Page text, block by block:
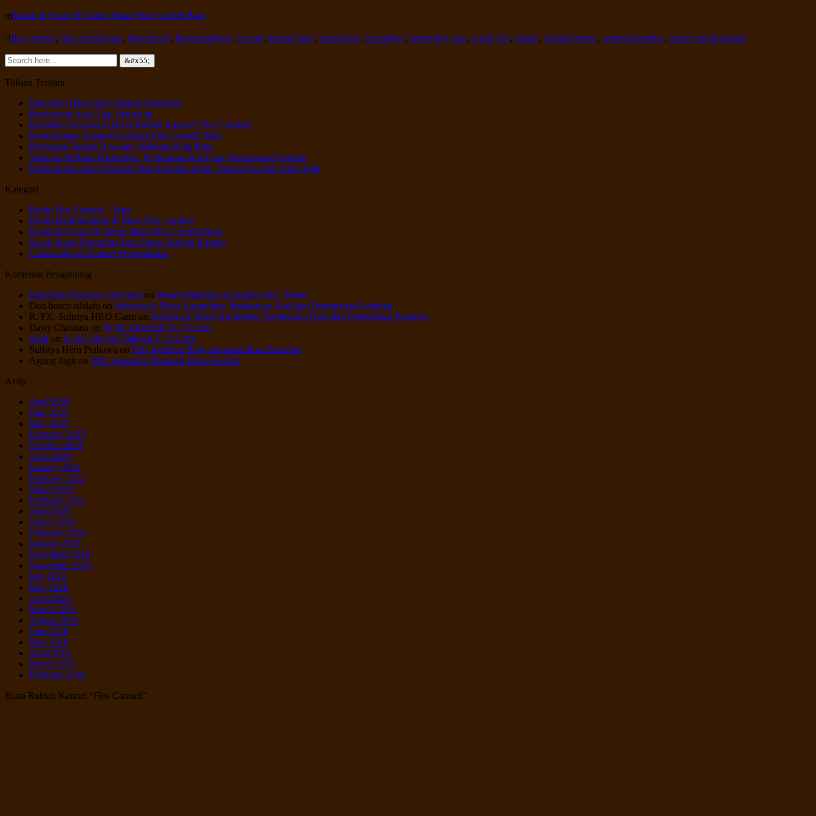
Kesan & Pesan 50 Tahun Biara Flos Carmeli Batu
flos carmeli, flos carmeli batu, floscarmeli, floscarmelibatu, karmel, karmel batu, karmelbatu, karmelites, karmelites batu, Kasih Ibu, rubiah, rubiah karmel, suster karmelites, suster rubiah karmel
Tulisan Terbaru
Memulai Hidup Baru sebagai Biarawati
Pembaruan Kaul Tiga Biarawati
Paskahan bersama di Biara Rubiah Karmel “Flos Carmeli”
Pemberkatan Taman Doa Biara Flos Carmeli Batu
Peresmian Taman Doa oleh Walikota Kota Batu
Sukacita di Biara Karmelites: Pembaruan Kaul dan Penerimaan Postulan
Pemberkatan dan Peletakan Batu Pertama untuk Taman Doa dan Jalan Salib
Kategori
Berita Flos Carmeli – Batu
Hidup Berkomunitas di Biara Flos Carmeli
Kesan & Pesan 50 Tahun Biara Flos Carmeli Batu
Secuil Kisah Panggilan Para Suster Rubiah Karmel
Usaha sebagai Sumber Penghidupan
Komentar Pengunjung
Imaculata Dwivena Sorrymui on Betapa Indahnya panggilan-Mu, Tuhan
Don bosco silalahi on Sukacita di Biara Karmelites: Pembaruan Kaul dan Penerimaan Postulan
R. FX. Sulistya HP,O.Carm on Sukacita di Biara Karmelites: Pembaruan Kaul dan Penerimaan Postulan
Daisy Christina on Sr. M. Elisabeth W. O.Carm
Santi on Sr. M. Aloysia Tjahjani T. O.Carm
Sulistya Heru Prabawa on Sdri Agustina Betty memulai Masa Postulan
Agung Jagir on Sdri. Anastasia Memulai Masa Postulat
Arsip
April 2026
June 2025
May 2025
February 2025
October 2024
April 2024
January 2023
February 2022
March 2021
February 2021
April 2020
March 2020
February 2020
January 2020
December 2019
November 2019
July 2019
May 2019
April 2019
March 2019
August 2018
June 2018
May 2018
April 2018
March 2018
February 2018
Biara Rubiah Karmel “Flos Carmeli”